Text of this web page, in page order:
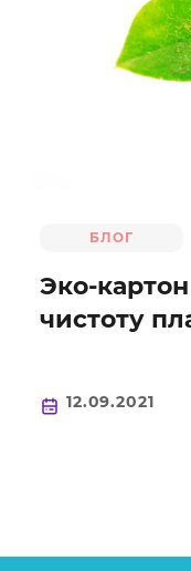
ламинацией и без
стандартным, и также
контейнеры для
картон с белым и с
Коробки для выпечки,
БЛОГ
Эко-
чистоту
12.09.2021